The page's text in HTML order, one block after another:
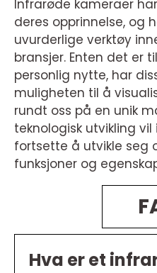
Infrarøde kameraer
deres opprinnelse, og
uvurderlige verktøy
bransjer. Enten det er
personlig nytte, har
muligheten til å
rundt oss på en unik
teknologisk utvikling
fortsette å utvikle seg
funksjoner og
Hva er et